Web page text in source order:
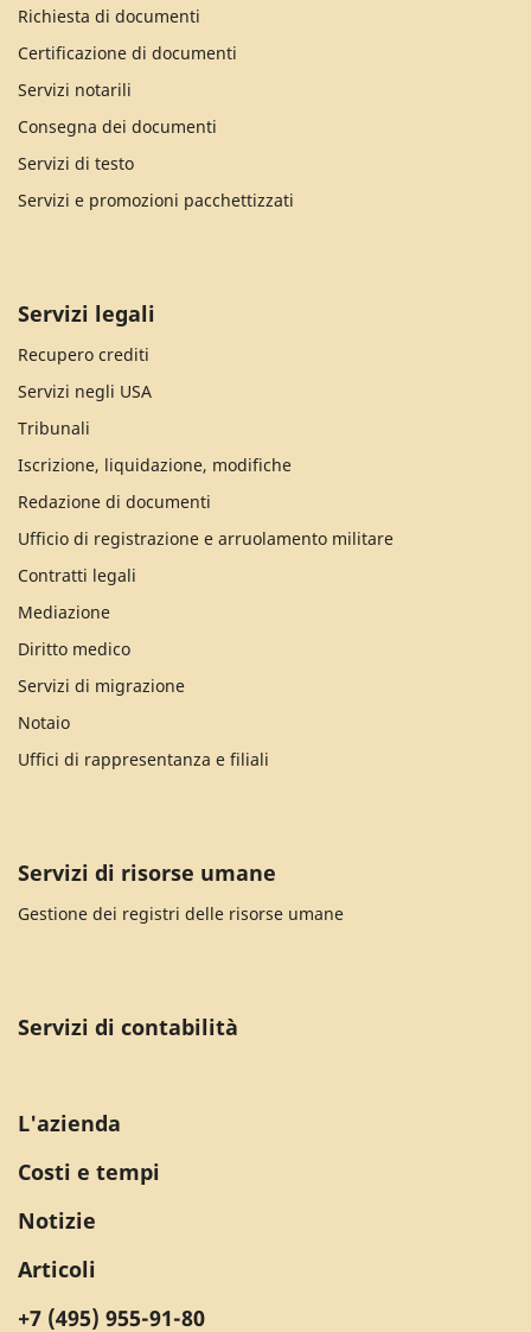
Richiesta di documenti
Certificazione di documenti
Servizi notarili
Consegna dei documenti
Servizi di testo
Servizi e promozioni pacchettizzati
Servizi legali
Recupero crediti
Servizi negli USA
Tribunali
Iscrizione, liquidazione, modifiche
Redazione di documenti
Ufficio di registrazione e arruolamento militare
Contratti legali
Mediazione
Diritto medico
Servizi di migrazione
Notaio
Uffici di rappresentanza e filiali
Servizi di risorse umane
Gestione dei registri delle risorse umane
Servizi di contabilità
+7 (495) 955-91-80
L'azienda
Costi e tempi
Notizie
Articoli